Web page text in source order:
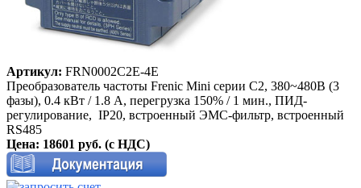
Артикул: FRN0002C2E-4E
Преобразователь частоты Frenic Mini серии С2, 380~480B (3
фазы), 0.4 кВт / 1.8 A, перегрузка 150% / 1 мин., ПИД-
регулирование, IP20, встроенный ЭМС-фильтр, встроенный
RS485
Цена: 18601 руб. (с НДС)